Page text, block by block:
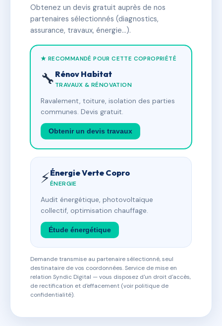
Obtenez un devis gratuit auprès de nos
partenaires sélectionnés (diagnostics,
assurance, travaux, énergie…).
★ RECOMMANDÉ POUR CETTE COPROPRIÉTÉ
🔧 Rénov Habitat
TRAVAUX & RÉNOVATION
Ravalement, toiture, isolation des parties
communes. Devis gratuit.
Obtenir un devis travaux
⚡Énergie Verte Copro
ÉNERGIE
Audit énergétique, photovoltaïque
collectif, optimisation chauffage.
Étude énergétique
Demande transmise au partenaire sélectionné, seul
destinataire de vos coordonnées. Service de mise en
relation Syndic Digital — vous disposez d'un droit d'accès,
de rectification et d'effacement (voir politique de
confidentialité).